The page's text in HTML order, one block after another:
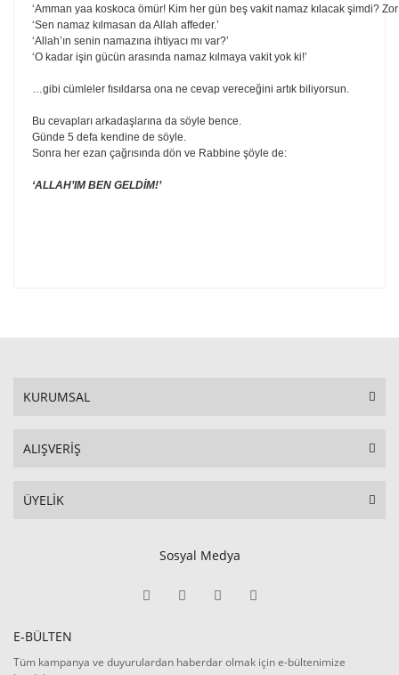
‘Amman yaa koskoca ömür! Kim her gün beş vakit namaz kılacak şimdi? Zor
‘Sen namaz kılmasan da Allah affeder.’
‘Allah’ın senin namazına ihtiyacı mı var?’
‘O kadar işin gücün arasında namaz kılmaya vakit yok ki!’
…gibi cümleler fısıldarsa ona ne cevap vereceğini artık biliyorsun.
Bu cevapları arkadaşlarına da söyle bence.
Günde 5 defa kendine de söyle.
Sonra her ezan çağrısında dön ve Rabbine şöyle de:
‘ALLAH’IM BEN GELDİM!’
KURUMSAL
ALIŞVERİŞ
ÜYELİK
Sosyal Medya
E-BÜLTEN
Tüm kampanya ve duyurulardan haberdar olmak için e-bültenimize